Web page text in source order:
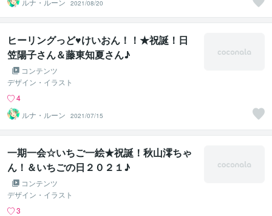
ルナ・ルーン 2021/08/20
ヒーリングっど♥けいおん！！★祝誕！日
笠陽子さん＆藤東知夏さん♪
コンテンツ
デザイン・イラスト
4
ルナ・ルーン
2021/07/15
一期一会☆いちご一絵★祝誕！秋山澪ちゃ
ん！＆いちごの日２０２１♪
コンテンツ
デザイン・イラスト
3